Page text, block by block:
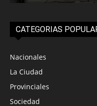
CATEGORIAS
Nacionales
La Ciudad
Provinciales
Sociedad